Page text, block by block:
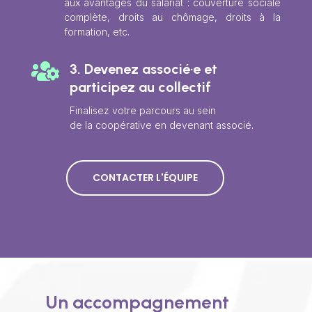
aux avantages du salariat : couverture sociale
complète, droits au chômage, droits à la
formation, etc.

3. Devenez associé·e et
participez au collectif
Finalisez votre parcours au sein
de la coopérative en devenant associé.
CONTACTER L'ÉQUIPE
Un accompagnement